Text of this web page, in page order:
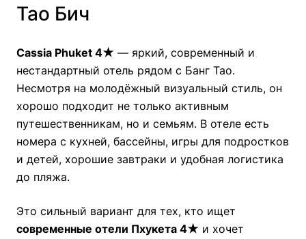
Тао Бич
Cassia Phuket 4★ — яркий, современный и
нестандартный отель рядом с Банг Тао.
Несмотря на молодёжный визуальный стиль, он
хорошо подходит не только активным
путешественникам, но и семьям. В отеле есть
номера с кухней, бассейны, игры для подростков
и детей, хорошие завтраки и удобная логистика
до пляжа.
Это сильный вариант для тех, кто ищет
современные отели Пхукета 4★ и хочет